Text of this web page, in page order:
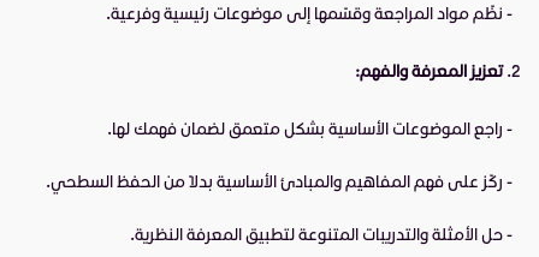
- نظّم مواد المراجعة وقسّمها إلى موضوعات رئيسية وفرعية.
تعزيز المعرفة والفهم:
- راجع الموضوعات الأساسية بشكل متعمق لضمان فهمك لها.
- ركّز على فهم المفاهيم والمبادئ الأساسية بدلاً من الحفظ السطحي.
- حل الأمثلة والتدريبات المتنوعة لتطبيق المعرفة النظرية.